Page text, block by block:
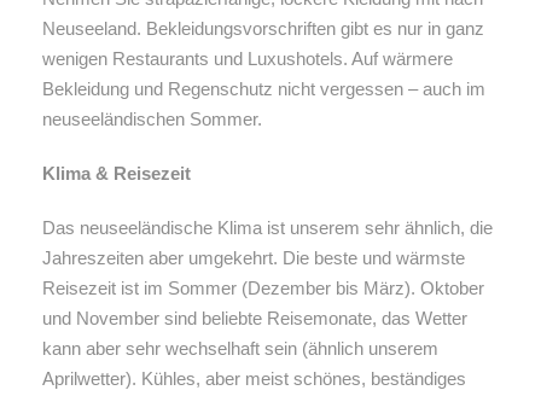
Neuseeland. Bekleidungsvorschriften gibt es nur in ganz
wenigen Restaurants und Luxushotels. Auf wärmere
Bekleidung und Regenschutz nicht vergessen – auch im
neuseeländischen Sommer.
Klima & Reisezeit
Das neuseeländische Klima ist unserem sehr ähnlich, die
Jahreszeiten aber umgekehrt. Die beste und wärmste
Reisezeit ist im Sommer (Dezember bis März). Oktober
und November sind beliebte Reisemonate, das Wetter
kann aber sehr wechselhaft sein (ähnlich unserem
Aprilwetter). Kühles, aber meist schönes, beständiges